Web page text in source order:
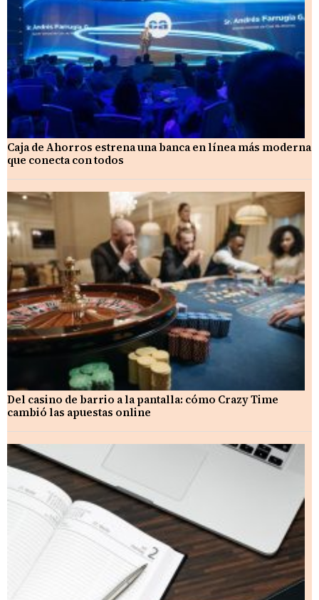
Caja de Ahorros estrena una banca en línea más moderna
que conecta con todos
Del casino de barrio a la pantalla: cómo Crazy Time
cambió las apuestas online